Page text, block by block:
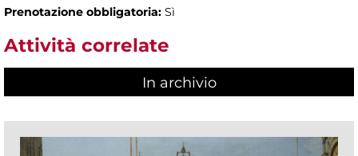
Prenotazione obbligatoria: Sì
Attività correlate
In archivio